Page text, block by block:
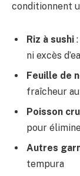
conditionnent
Riz à sushi
ni excès
Feuille de
fraîcheur
Poisson
pour
Autres
tempura